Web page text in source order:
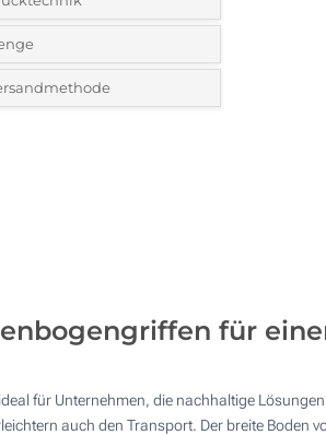
für Ihr Logo:
Menge
für
für Unternehmen, die nachhaltige
auch den Transport. Der breite Boden